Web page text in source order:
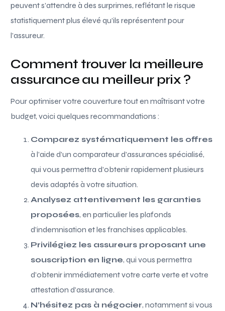
peuvent s’attendre à des surprimes, reflétant le risque
statistiquement plus élevé qu’ils représentent pour
l’assureur.
Comment trouver la meilleure
assurance au meilleur prix ?
Pour optimiser votre couverture tout en maîtrisant votre
budget, voici quelques recommandations :
Comparez systématiquement les offres
à l’aide d’un comparateur d’assurances spécialisé,
qui vous permettra d’obtenir rapidement plusieurs
devis adaptés à votre situation.
Analysez attentivement les garanties
proposées, en particulier les plafonds
d’indemnisation et les franchises applicables.
Privilégiez les assureurs proposant une
souscription en ligne, qui vous permettra
d’obtenir immédiatement votre carte verte et votre
attestation d’assurance.
N’hésitez pas à négocier, notamment si vous